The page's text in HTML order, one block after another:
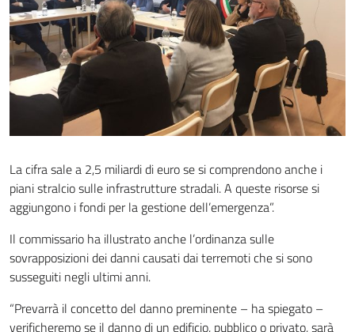
La cifra sale a 2,5 miliardi di euro se si comprendono anche i
piani stralcio sulle infrastrutture stradali. A queste risorse si
aggiungono i fondi per la gestione dell’emergenza”.
Il commissario ha illustrato anche l’ordinanza sulle
sovrapposizioni dei danni causati dai terremoti che si sono
susseguiti negli ultimi anni.
“Prevarrà il concetto del danno preminente – ha spiegato –
verificheremo se il danno di un edificio, pubblico o privato, sarà